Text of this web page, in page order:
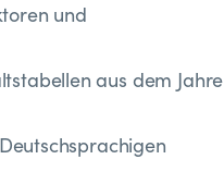
und
aus dem Jahre